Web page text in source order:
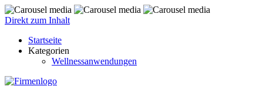
Direkt zum Inhalt
Startseite
Kategorien
Wellnessanwendungen